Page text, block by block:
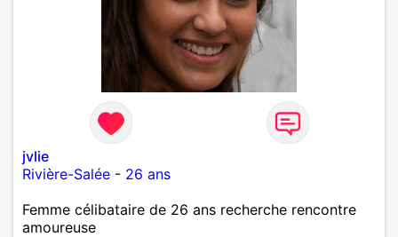
jvlie
Rivière-Salée - 26 ans
Femme célibataire de 26 ans recherche rencontre
amoureuse